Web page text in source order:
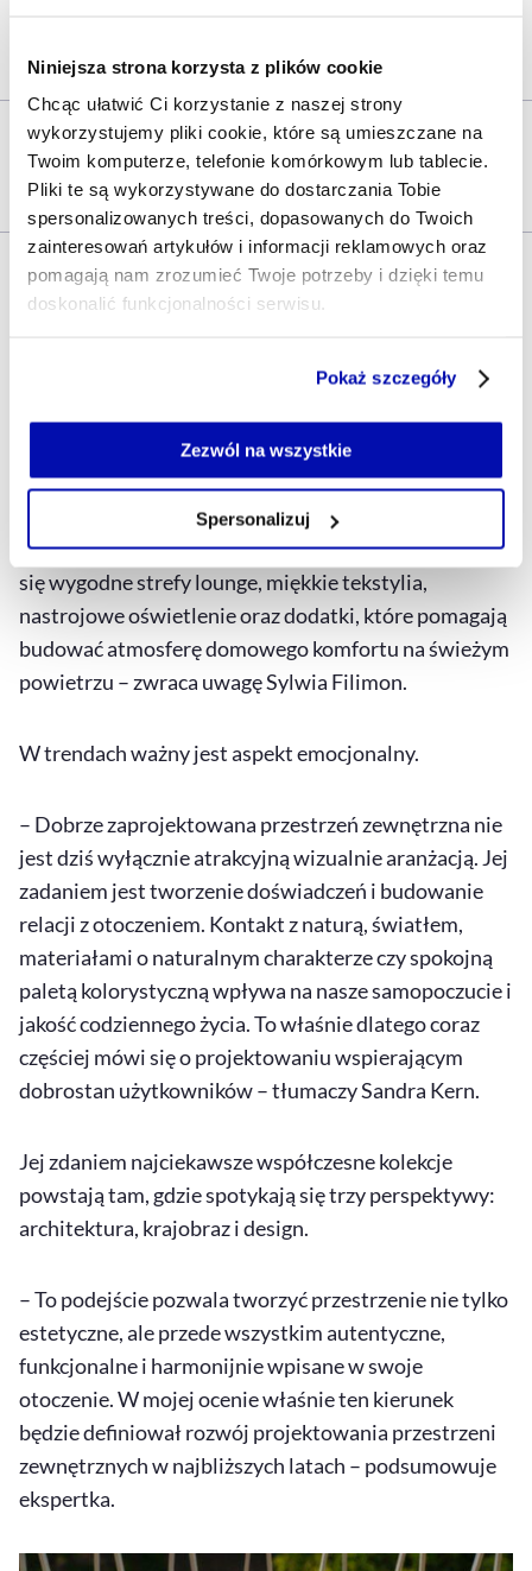
Niniejsza strona korzysta z plików cookie
Chcąc ułatwić Ci korzystanie z naszej strony
wykorzystujemy pliki cookie, które są umieszczane na
Twoim komputerze, telefonie komórkowym lub tablecie.
Pliki te są wykorzystywane do dostarczania Tobie
spersonalizowanych treści, dopasowanych do Twoich
zainteresowań artykułów i informacji reklamowych oraz
pomagają nam zrozumieć Twoje potrzeby i dzięki temu
doskonalić funkcjonalności serwisu.
Jeżeli nie wyrażasz zgody na zapisywanie plików cookie,
możesz łatwo zarządzać swoimi uprawnieniami, np. we
własnej przeglądarce internetowej lub po wybraniu opcji
naszejPolityce Prywatności.
Pokaż szczegóły
Zezwól na wszystkie
Spersonalizuj
Przeczytaj:
Amerykanie i Brytyjczycy płacą za
czytanie książek. Czy Polska jest gotowa
na reading retreat?
Slow outdoor living. Relaks przede
wszystkim
przestrzeń na zewnątrz ma pozytywnie wpływać na
– Coraz bardziej widoczny jest trend „slow outdoor
living”, czyli tworzenia miejsc sprzyjających
odpoczynkowi i wyciszeniu. W aranżacjach pojawiają
się wygodne strefylounge, miękkie tekstylia,
nastrojowe oświetlenie oraz dodatki, które pomagają
budować atmosferę domowego komfortu na świeżym
powietrzu – zwraca uwagę Sylwia Filimon.
W trendach ważny jest aspekt emocjonalny.
– Dobrze zaprojektowana przestrzeń zewnętrzna nie
jest dziś wyłącznie atrakcyjną wizualnie aranżacją. Jej
zadaniem jest tworzenie doświadczeń i budowanie
relacji z otoczeniem. Kontakt z naturą, światłem,
materiałami o naturalnym charakterze czy spokojną
paletą kolorystyczną wpływa na nasze samopoczucie i
jakość codziennego życia. To właśnie dlatego coraz
częściej mówi się o projektowaniu wspierającym
dobrostan użytkowników – tłumaczy Sandra Kern.
Jej zdaniem najciekawsze współczesne kolekcje
powstają tam, gdzie spotykają się trzy perspektywy:
architektura, krajobraz idesign.
– To podejście pozwala tworzyć przestrzenie nie tylko
estetyczne, ale przede wszystkim autentyczne,
funkcjonalne i harmonijnie wpisane w swoje
otoczenie. W mojej ocenie właśnie ten kierunek
będzie definiował rozwój projektowania przestrzeni
zewnętrznych w najbliższych latach – podsumowuje
ekspertka.